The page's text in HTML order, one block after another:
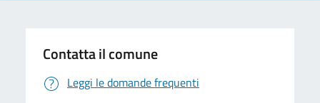
Contatta il comune
Leggi le domande frequenti